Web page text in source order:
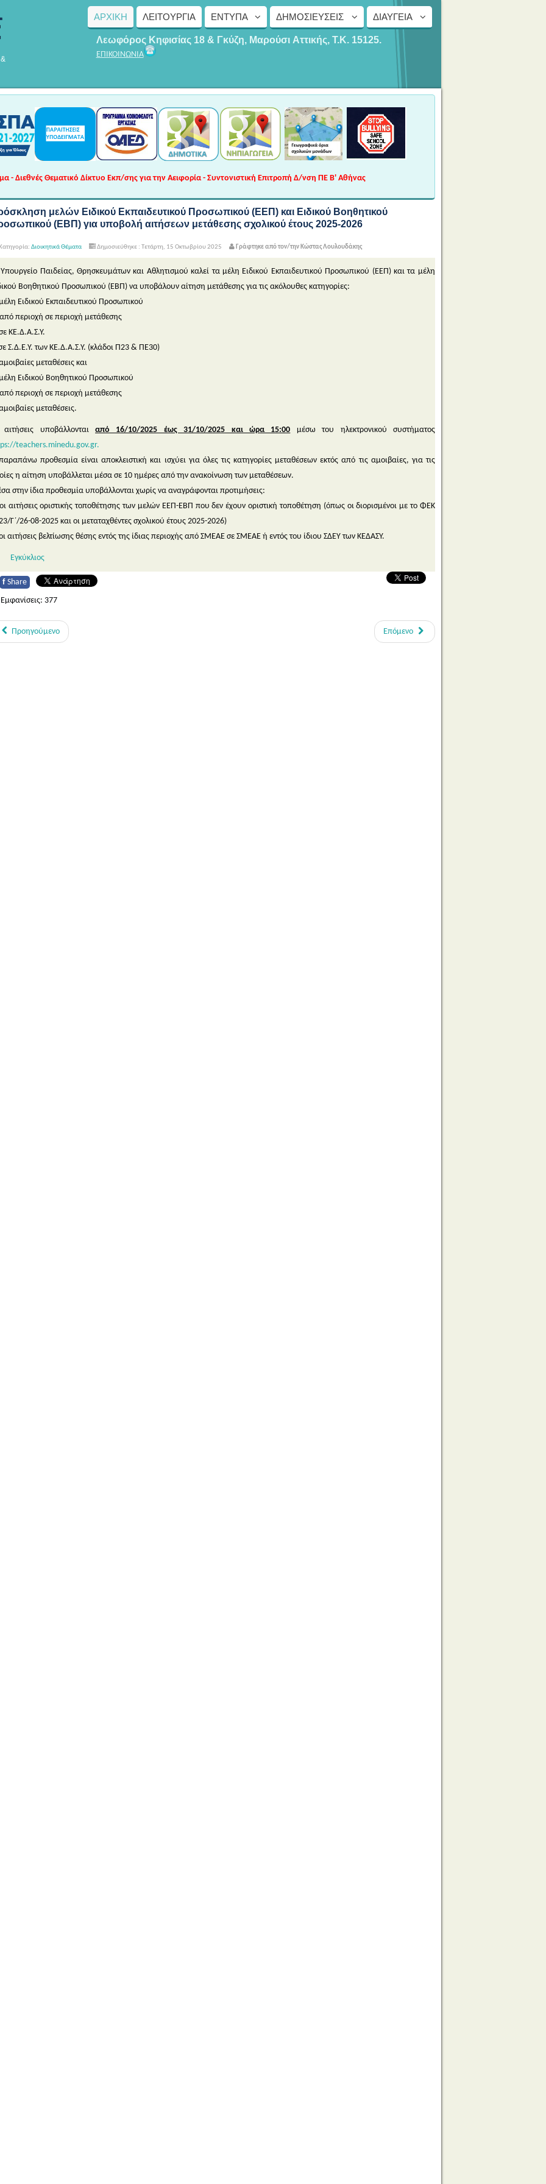
ΑΡΧΙΚΗ ΛΕΙΤΟΥΡΓΊΑ ΈΝΤΥΠΑ ΔΗΜΟΣΙΕΎΣΕΙΣ ΔΙΑΎΓΕΙΑ
Λεωφόρος Κηφισίας 18 & Γκύζη, Μαρούσι Αττικής, Τ.Κ. 15125.
ΕΠΙΚΟΙΝΩΝΙΑ
- Διεθνές Θεματικό Δίκτυο Εκπ/σης για την Αειφορία - Συντονιστική Επιτροπή Δ/νση ΠΕ Β' Αθήνας
μελών Ειδικού Εκπαιδευτικού Προσωπικού (ΕΕΠ) και Ειδικού Βοηθητικού
(ΕΒΠ) για υποβολή αιτήσεων μετάθεσης σχολικού έτους 2025-2026
Διοικητικά Θέματα Δημοσιεύθηκε : Τετάρτη, 15 Οκτωβρίου 2025 Γράφτηκε από τον/την Κώστας Λουλουδάκης
Παιδείας, Θρησκευμάτων και Αθλητισμού καλεί τα μέλη Ειδικού Εκπαιδευτικού Προσωπικού (ΕΕΠ) και τα μέλη
Βοηθητικού Προσωπικού (ΕΒΠ) να υποβάλουν αίτηση μετάθεσης για τις ακόλουθες κατηγορίες:
Ειδικού Εκπαιδευτικού Προσωπικού
περιοχή σε περιοχή μετάθεσης
ΚΕ.Δ.Α.Σ.Υ.
Σ.Δ.Ε.Υ. των ΚΕ.Δ.Α.Σ.Υ. (κλάδοι Π23 & ΠΕ30)
μεταθέσεις και
Ειδικού Βοηθητικού Προσωπικού
περιοχή σε περιοχή μετάθεσης
μεταθέσεις.
αιτήσεις υποβάλλονταιαπό 16/10/2025 έως 31/10/2025 και ώρα 15:00 μέσω του ηλεκτρονικού συστήματος
teachers.minedu.gov.gr.
προθεσμία είναι αποκλειστική και ισχύει για όλες τις κατηγορίες μεταθέσεων εκτός από τις αμοιβαίες, για τις
η αίτηση υποβάλλεται μέσα σε 10 ημέρες από την ανακοίνωση των μεταθέσεων.
στην ίδια προθεσμία υποβάλλονται χωρίς να αναγράφονται προτιμήσεις:
αιτήσεις οριστικής τοποθέτησης των μελών ΕΕΠ-ΕΒΠ που δεν έχουν οριστική τοποθέτηση (όπως οι διορισμένοι με το ΦΕΚ
Γ΄/26-08-2025 και οι μεταταχθέντες σχολικού έτους 2025-2026)
αιτήσεις βελτίωσης θέσης εντός της ίδιας περιοχής από ΣΜΕΑΕ σε ΣΜΕΑΕ ή εντός του ίδιου ΣΔΕΥ των ΚΕΔΑΣΥ.
Εγκύκλιος
f Share
Εμφανίσεις: 377
Προηγούμενο Επόμενο